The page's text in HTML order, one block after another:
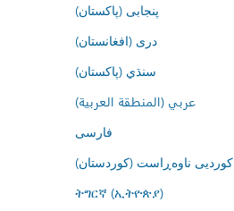
پنجابی (پاکستان)
درى (افغانستان)
سنڌي (پاکستان)
عربي (المنطقة العربية)
فارسى
کوردیی ناوەڕاست (کوردستان)
ትግርኛ (ኢትዮጵያ)